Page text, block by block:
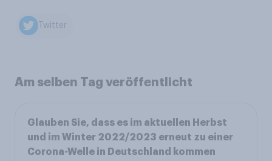
Twitter
Am selben Tag veröffentlicht
Glauben Sie, dass es im aktuellen Herbst
und im Winter 2022/2023 erneut zu einer
Corona-Welle in Deutschland kommen